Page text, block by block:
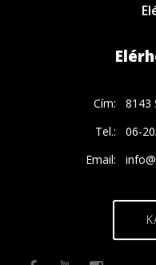
Cím:
8143
Tel.:
06-
Email: